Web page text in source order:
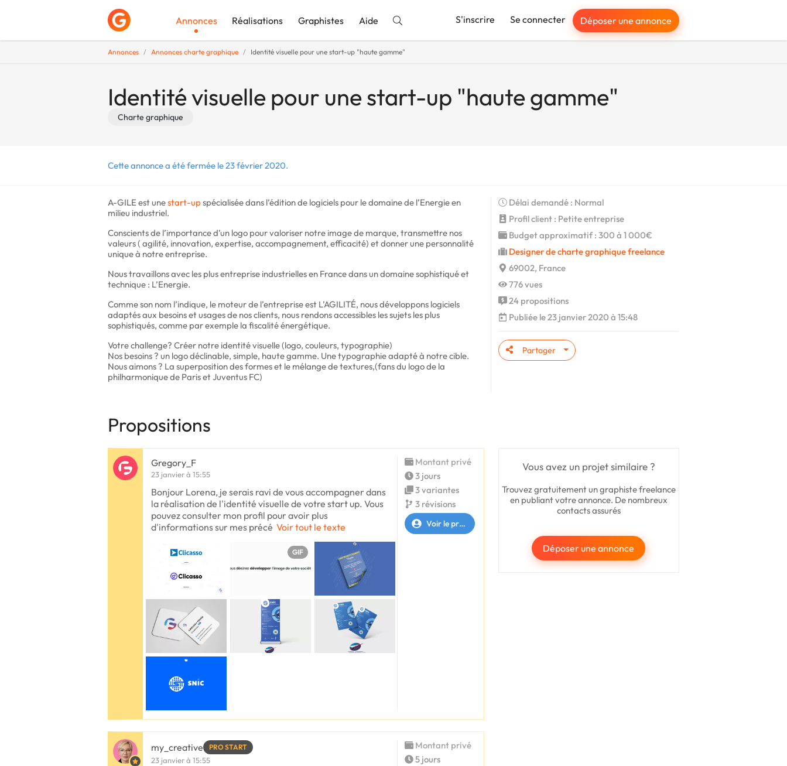
Annonces Réalisations Graphistes Aide S'inscrire Se connecter Déposer une annonce
Annonces Annonces charte graphique Identité visuelle pour une start-up "haute gamme"
Identité visuelle pour une start-up "haute gamme"
Charte graphique
Cette annonce a été fermée le 23 février 2020.
A-GILE est unestart-upspécialisée dans l’édition de logiciels pour le domaine de l’Energie en
milieu industriel.
Conscients de l’importance d’un logo pour valoriser notre image de marque, transmettre nos
valeurs ( agilité, innovation, expertise, accompagnement, efficacité) et donner une personnalité
unique à notre entreprise.
Nous travaillons avec les plus entreprise industrielles en France dans un domaine sophistiqué et
technique : L’Energie.
Comme son nom l’indique, le moteur de l’entreprise est L’AGILITÉ, nous développons logiciels
adaptés aux besoins et usages de nos clients, nous rendons accessibles les sujets les plus
sophistiqués, comme par exemple la fiscalité énergétique.
Votre challenge? Créer notre identité visuelle (logo, couleurs, typographie)
Nos besoins ? un logo déclinable, simple, haute gamme. Une typographie adapté à notre cible.
Nous aimons ? La superposition des formes et le mélange de textures,(fans du logo de la
philharmonique de Paris et Juventus FC)
Délai demandé : Normal
Profil client : Petite entreprise
Budget approximatif : 300 à 1 000€
Designer de charte graphique freelance
69002, France
776 vues
24 propositions
Publiée le 23 janvier 2020 à 15:48
Partager
Propositions
Vous avez un projet similaire ?
Trouvez gratuitement un graphiste freelance
en publiant votre annonce. De nombreux
contacts assurés
Déposer une annonce
Gregory_F
23 janvier à 15:55
Bonjour Lorena, je serais ravi de vous accompagner dans
la réalisation de l'identité visuelle de votre start up. Vous
pouvez consulter mon profil pour avoir plus
d'informations sur mes précé Voir tout le texte
GIF
Montant privé
3 jours
3 variantes
3 révisions
Voir le profil
my_creative PRO START
23 janvier à 15:55
Montant privé
5 jours